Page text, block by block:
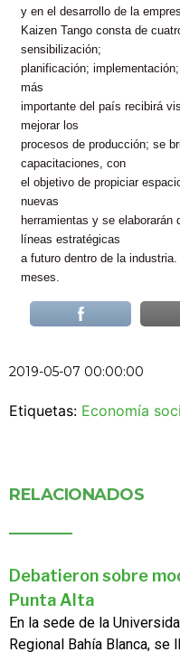
y en el desarrollo de la
Kaizen Tango consta de
sensibilización;
planificación;
más
importante del país recibirá
mejorar los
procesos de producción; se
capacitaciones, con
el objetivo de propiciar
nuevas
herramientas y se
líneas estratégicas
a futuro dentro de la
meses.
2019-05-07 00:00:00
Etiquetas: Economía
RELACIONADOS
Debatieron sobre
Punta Alta
En la sede de la
Regional Bahía Blanca, se